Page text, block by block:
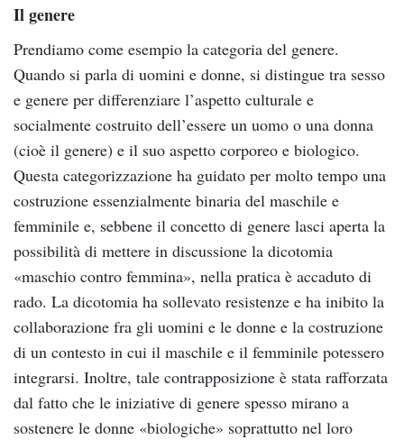
Il genere
Prendiamo come esempio la categoria del genere.
Quando si parla di uomini e donne, si distingue tra sesso
e genere per differenziare l’aspetto culturale e
socialmente costruito dell’essere un uomo o una donna
(cioè il genere) e il suo aspetto corporeo e biologico.
Questa categorizzazione ha guidato per molto tempo una
costruzione essenzialmente binaria del maschile e
femminile e, sebbene il concetto di genere lasci aperta la
possibilità di mettere in discussione la dicotomia
«maschio contro femmina», nella pratica è accaduto di
rado. La dicotomia ha sollevato resistenze e ha inibito la
collaborazione fra gli uomini e le donne e la costruzione
di un contesto in cui il maschile e il femminile potessero
integrarsi. Inoltre, tale contrapposizione è stata rafforzata
dal fatto che le iniziative di genere spesso mirano a
sostenere le donne «biologiche» soprattutto nel loro